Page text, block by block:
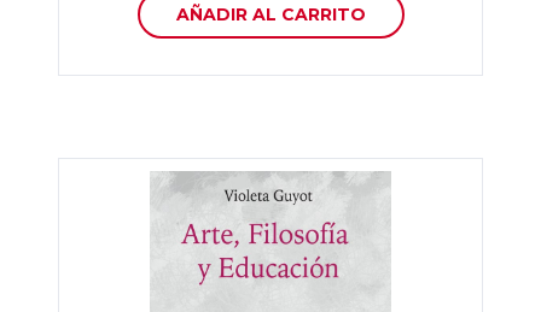
AÑADIR AL CARRITO